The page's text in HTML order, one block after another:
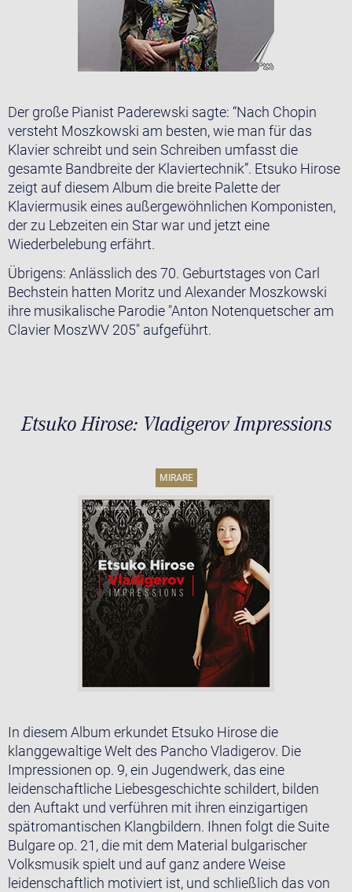
Der große Pianist Paderewski sagte: “Nach Chopin
versteht Moszkowski am besten, wie man für das
Klavier schreibt und sein Schreiben umfasst die
gesamte Bandbreite der Klaviertechnik”. Etsuko Hirose
zeigt auf diesem Album die breite Palette der
Klaviermusik eines außergewöhnlichen Komponisten,
der zu Lebzeiten ein Star war und jetzt eine
Wiederbelebung erfährt.
Übrigens: Anlässlich des 70. Geburtstages von Carl
Bechstein hatten Moritz und Alexander Moszkowski
ihre musikalische Parodie "Anton Notenquetscher am
Clavier MoszWV 205" aufgeführt.
Etsuko Hirose: Vladigerov Impressions
MIRARE
In diesem Album erkundet Etsuko Hirose die
klanggewaltige Welt des Pancho Vladigerov. Die
Impressionen op. 9, ein Jugendwerk, das eine
leidenschaftliche Liebesgeschichte schildert, bilden
den Auftakt und verführen mit ihren einzigartigen
spätromantischen Klangbildern. Ihnen folgt die Suite
Bulgare op. 21, die mit dem Material bulgarischer
Volksmusik spielt und auf ganz andere Weise
leidenschaftlich motiviert ist, und schließlich das von